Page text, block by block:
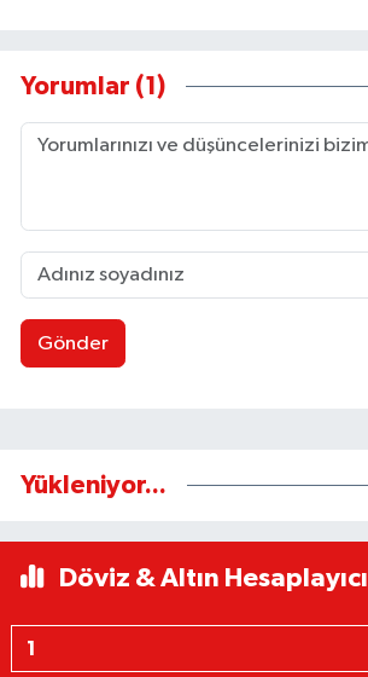
Yorumlar (1)
Gönder
Yükleniyor...
Döviz & Altın Hesaplayıcı